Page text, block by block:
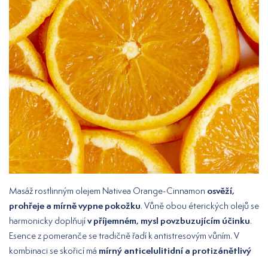
Masáž rostlinným olejem Nativea Orange-Cinnamon osvěží,
prohřeje a mírně vypne pokožku. Vůně obou éterických olejů se
harmonicky doplňujív příjemném, mysl povzbuzujícím účinku.
Esence z pomeranče se tradičně řadí k antistresovým vůním. V
kombinaci se skořicí má mírný anticelulitidní a protizánětlivý